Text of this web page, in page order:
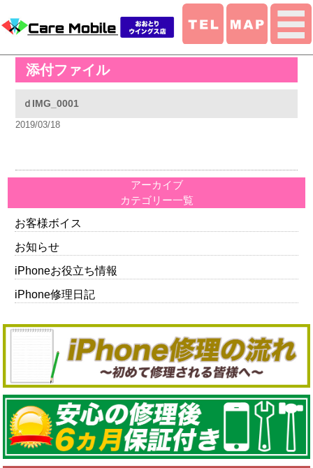
添付ファイル
ｄIMG_0001
2019/03/18
アーカイブ
カテゴリー一覧
お客様ボイス
お知らせ
iPhoneお役立ち情報
iPhone修理日記